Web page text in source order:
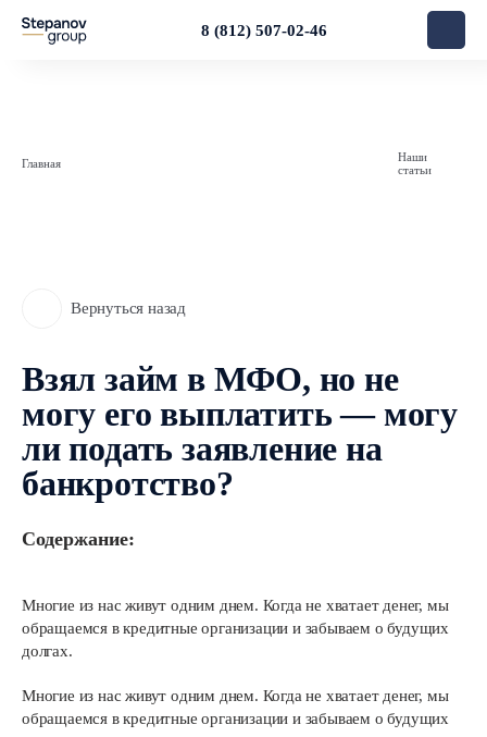
8 (812) 507-02-46
Главная
Наши
статьи
Вернуться назад
Взял займ в МФО, но не
могу его выплатить — могу
ли подать заявление на
банкротство?
Содержание:
Многие из нас живут одним днем. Когда не хватает денег, мы
обращаемся в кредитные организации и забываем о будущих
долгах.
Многие из нас живут одним днем. Когда не хватает денег, мы
обращаемся в кредитные организации и забываем о будущих